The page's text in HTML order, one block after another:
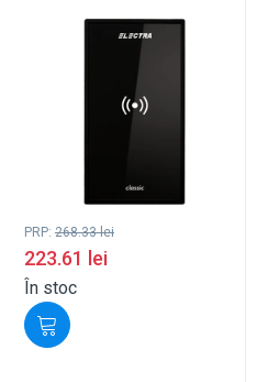
PRP: 268.33lei
223.61 lei
În stoc